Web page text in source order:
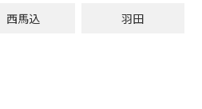
西馬込 羽田